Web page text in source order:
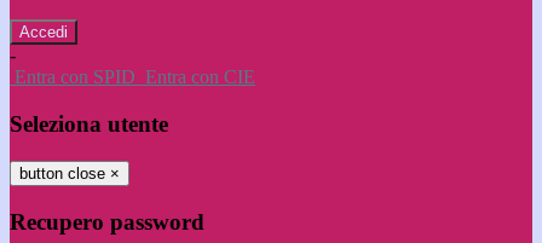
-
Entra con SPID Entra con CIE
Seleziona utente
button close ×
Recupero password